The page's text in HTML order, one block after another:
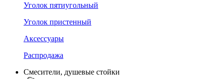
Уголок пятиугольный
Уголок пристенный
Аксессуары
Распродажа
Смесители, душевые стойки